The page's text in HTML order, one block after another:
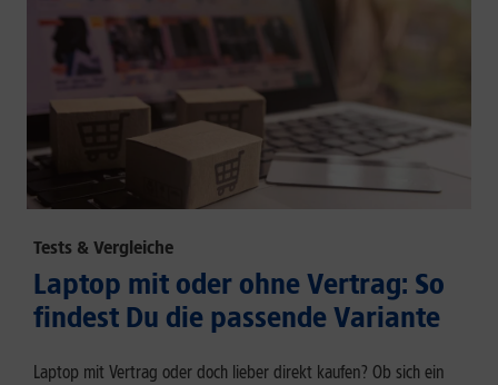
Tests & Vergleiche
Laptop mit oder ohne Vertrag: So
findest Du die passende Variante
Laptop mit Vertrag oder doch lieber direkt kaufen? Ob sich ein